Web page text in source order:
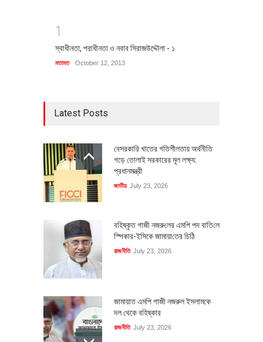
1
স্বাধীনতা, পরাধীনতা ও নবাব সিরাজউদ্দৌলা - ১
মতামত October 12, 2013
Latest Posts
বেসরকারি খাতের গতিশীলতায় অর্থনীতি
গড়ে তোলাই সরকারের মূল লক্ষ্য:
প্রধানমন্ত্রী
জাতীয় July 23, 2026
বহিষ্কৃত গাজী নজরু‌লের এম‌পি পদ বা‌তি‌লে
স্পিকার-ইসিকে জামায়া‌তের চি‌ঠি
রাজনীতি July 23, 2026
জামায়াত এমপি গাজী নজরুল ইসলামকে
দল থেকে বহিষ্কার
রাজনীতি July 23, 2026